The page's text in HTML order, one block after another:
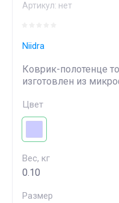
Артикул: нет
Niidra
Коврик-полотенце
изготовлен из
Цвет
Вес, кг
0.10
Размер